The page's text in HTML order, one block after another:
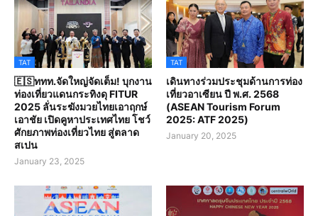
TAT
🇪🇸ททท.จัดใหญ่จัดเต็ม! บุกงาน
ท่องเที่ยวแดนกระทิงดุ FITUR
2025 ลั่นระฆังมวยไทยเอาฤกษ์
เอาชัย เปิดคูหาประเทศไทย โชว์
ศักยภาพท่องเที่ยวไทย สู่ตลาด
สเปน
January 23, 2025
TAT
เดินทางร่วมประชุมด้านการท่อง
เที่ยวอาเซียน ปี พ.ศ. 2568
(ASEAN Tourism Forum
2025: ATF 2025)
January 20, 2025